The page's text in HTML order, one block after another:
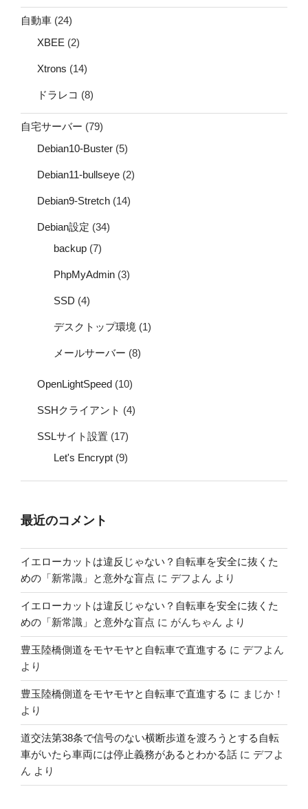
自動車 (24)
XBEE (2)
Xtrons (14)
ドラレコ (8)
自宅サーバー (79)
Debian10-Buster (5)
Debian11-bullseye (2)
Debian9-Stretch (14)
Debian設定 (34)
backup (7)
PhpMyAdmin (3)
SSD (4)
デスクトップ環境 (1)
メールサーバー (8)
OpenLightSpeed (10)
SSHクライアント (4)
SSLサイト設置 (17)
Let's Encrypt (9)
最近のコメント
イエローカットは違反じゃない？自転車を安全に抜くた
めの「新常識」と意外な盲点 に デフよん より
イエローカットは違反じゃない？自転車を安全に抜くた
めの「新常識」と意外な盲点 に がんちゃん より
豊玉陸橋側道をモヤモヤと自転車で直進する に デフよん
より
豊玉陸橋側道をモヤモヤと自転車で直進する に まじか！
より
道交法第38条で信号のない横断歩道を渡ろうとする自転
車がいたら車両には停止義務があるとわかる話 に デフよ
ん より